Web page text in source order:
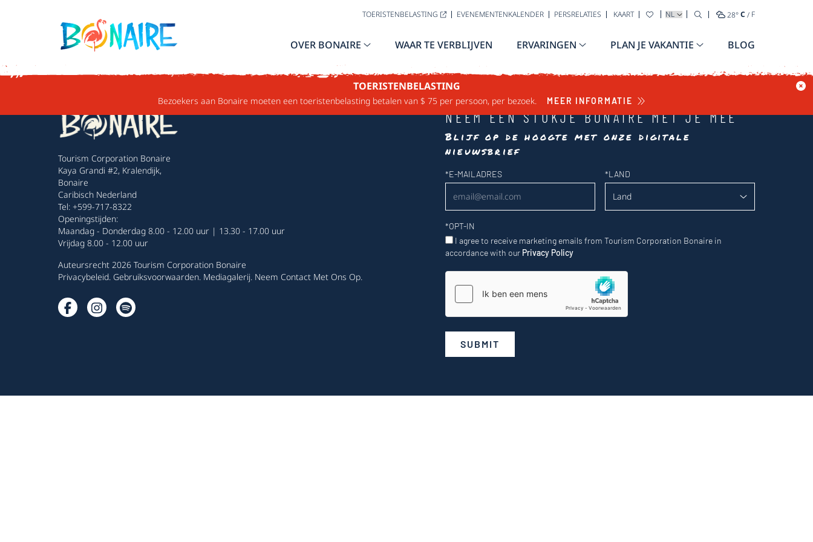
TOERISTENBELASTING EVENEMENTENKALENDER PERSRELATIES KAART TAAL SELECTEREN 28°C / F
OVER BONAIRE WAAR TE VERBLIJVEN ERVARINGEN PLAN JE VAKANTIE BLOG
TOERISTENBELASTING
Bezoekers aan Bonaire moeten een toeristenbelasting betalen van $ 75 per persoon, per bezoek. MEER INFORMATIE
Tourism Corporation Bonaire
Kaya Grandi #2, Kralendijk,
Bonaire
Caribisch Nederland
Tel: +599-717-8322
Openingstijden:
Maandag - Donderdag 8.00 - 12.00 uur | 13.30 - 17.00 uur
Vrijdag 8.00 - 12.00 uur
Auteursrecht 2026 Tourism Corporation Bonaire
Privacybeleid. Gebruiksvoorwaarden. Mediagalerij. Neem Contact Met Ons Op.
NEEM EEN STUKJE BONAIRE MET JE MEE
Blijf op de hoogte met onze digitale
nieuwsbrief
Nieuwsbrief
*E-MAILADRES *LAND
*OPT-IN
I agree to receive marketing emails from Tourism Corporation Bonaire in
accordance with our Privacy Policy
SUBMIT